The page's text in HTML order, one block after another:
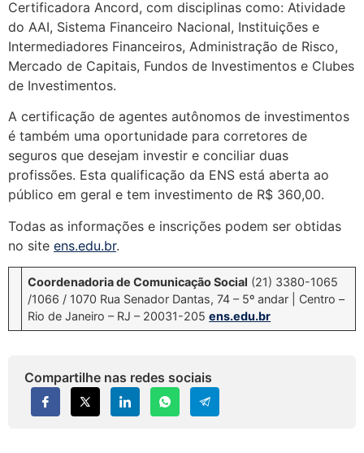
Certificadora Ancord, com disciplinas como: Atividade
do AAI, Sistema Financeiro Nacional, Instituições e
Intermediadores Financeiros, Administração de Risco,
Mercado de Capitais, Fundos de Investimentos e Clubes
de Investimentos.
A certificação de agentes autônomos de investimentos
é também uma oportunidade para corretores de
seguros que desejam investir e conciliar duas
profissões. Esta qualificação da ENS está aberta ao
público em geral e tem investimento de R$ 360,00.
Todas as informações e inscrições podem ser obtidas
no site ens.edu.br.
Coordenadoria de Comunicação Social (21) 3380-1065
/1066 / 1070 Rua Senador Dantas, 74 – 5º andar | Centro –
Rio de Janeiro – RJ – 20031-205ens.edu.br
Compartilhe nas redes sociais